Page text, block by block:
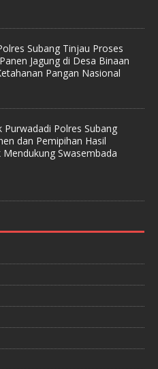
Subang Tinjau Proses
Jagung di Desa Binaan
Pangan Nasional
Purwadadi Polres Subang
dan Pemipihan Hasil
Swasembada